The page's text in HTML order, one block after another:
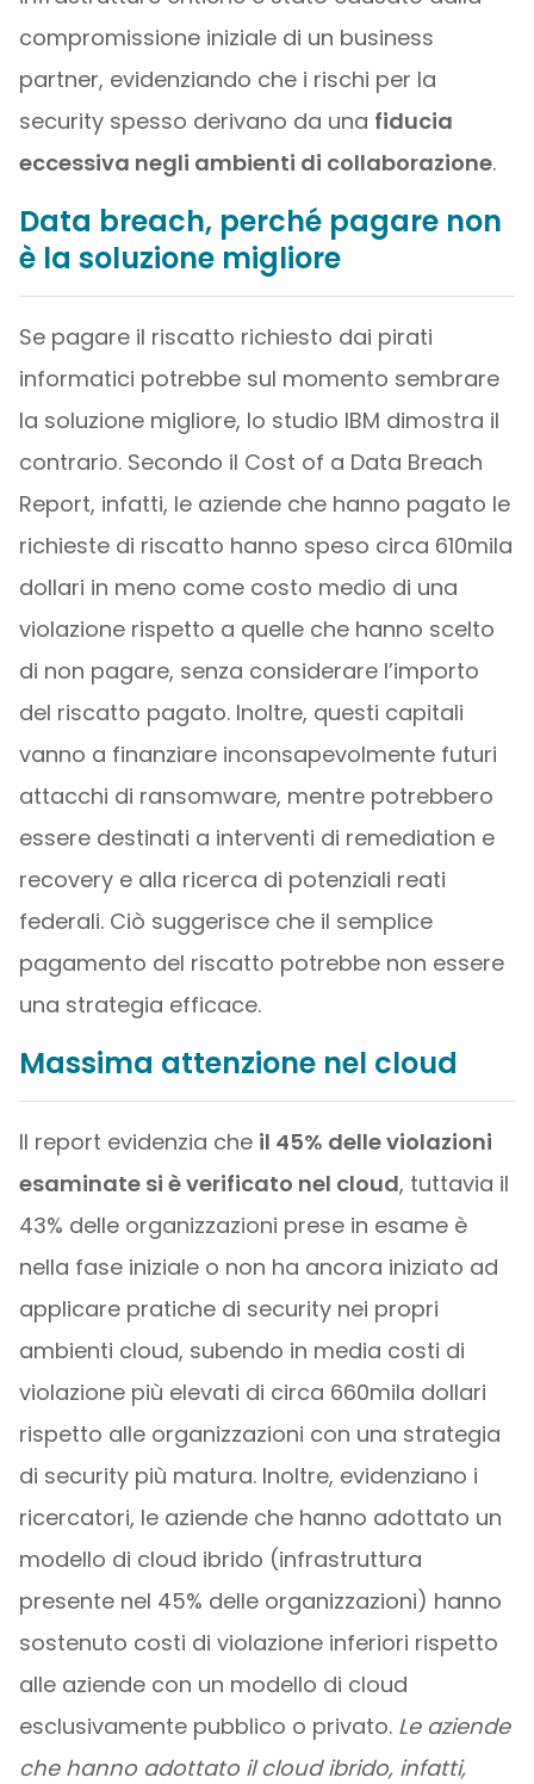
compromissione iniziale di un business
partner, evidenziando che i rischi per la
security spesso derivano da una fiducia
eccessiva negli ambienti di collaborazione.
Data breach, perché pagare non
è la soluzione migliore
Se pagare il riscatto richiesto dai pirati
informatici potrebbe sul momento sembrare
la soluzione migliore, lo studio IBM dimostra il
contrario. Secondo il Cost of a Data Breach
Report, infatti, le aziende che hanno pagato le
richieste di riscatto hanno speso circa 610mila
dollari in meno come costo medio di una
violazione rispetto a quelle che hanno scelto
di non pagare, senza considerare l’importo
del riscatto pagato. Inoltre, questi capitali
vanno a finanziare inconsapevolmente futuri
attacchi di ransomware, mentre potrebbero
essere destinati a interventi di remediation e
recovery e alla ricerca di potenziali reati
federali. Ciò suggerisce che il semplice
pagamento del riscatto potrebbe non essere
una strategia efficace.
Massima attenzione nel cloud
Il report evidenzia che il 45% delle violazioni
esaminate si è verificato nel cloud, tuttavia il
43% delle organizzazioni prese in esame è
nella fase iniziale o non ha ancora iniziato ad
applicare pratiche di security nei propri
ambienti cloud, subendo in media costi di
violazione più elevati di circa 660mila dollari
rispetto alle organizzazioni con una strategia
di security più matura. Inoltre, evidenziano i
ricercatori, le aziende che hanno adottato un
modello di cloud ibrido (infrastruttura
presente nel 45% delle organizzazioni) hanno
sostenuto costi di violazione inferiori rispetto
alle aziende con un modello di cloud
esclusivamente pubblico o privato. Le aziende
che hanno adottato il cloud ibrido, infatti,